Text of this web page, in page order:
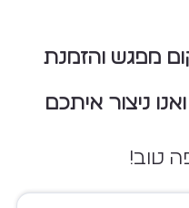
מפגש והזמנת
ניצור איתכם
טוב!